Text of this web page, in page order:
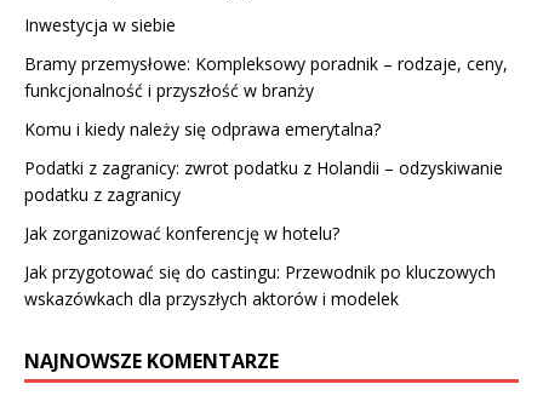
Inwestycja w siebie
Bramy przemysłowe: Kompleksowy poradnik – rodzaje, ceny,
funkcjonalność i przyszłość w branży
Komu i kiedy należy się odprawa emerytalna?
Podatki z zagranicy: zwrot podatku z Holandii – odzyskiwanie
podatku z zagranicy
Jak zorganizować konferencję w hotelu?
Jak przygotować się do castingu: Przewodnik po kluczowych
wskazówkach dla przyszłych aktorów i modelek
NAJNOWSZE KOMENTARZE